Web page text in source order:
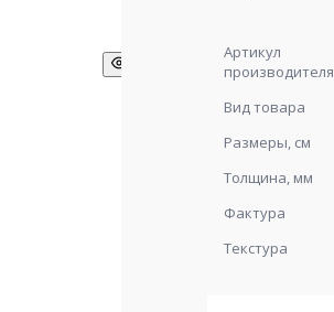
Артикул
производителя
Вид товара
Размеры, см
Толщина, мм
Фактура
Текстура